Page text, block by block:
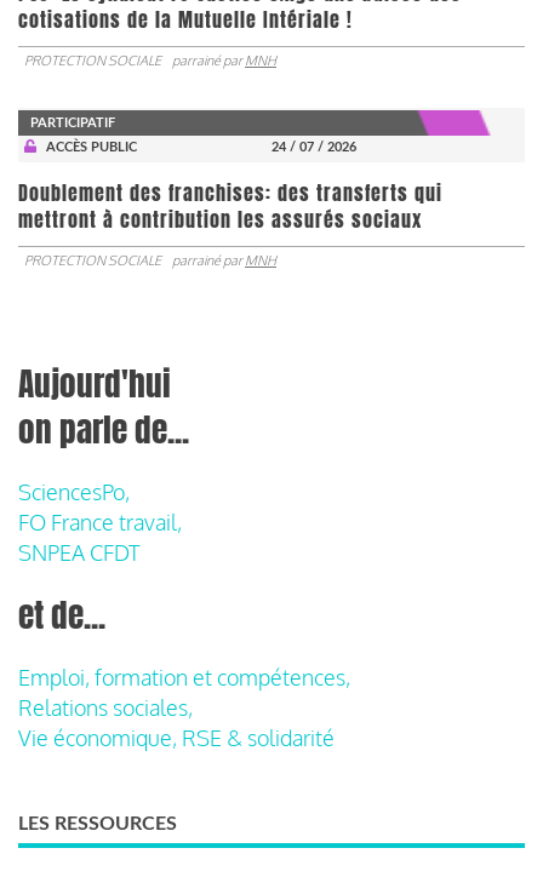
cotisations de la Mutuelle Intériale !
PROTECTION SOCIALE parrainé parMNH
PARTICIPATIF
ACCÈS PUBLIC
24 / 07 / 2026
Doublement des franchises: des transferts qui
mettront à contribution les assurés sociaux
PROTECTION SOCIALE parrainé parMNH
Aujourd'hui
on parle de...
SciencesPo,
FO France travail,
SNPEA CFDT
et de...
Emploi, formation et compétences,
Relations sociales,
Vie économique, RSE & solidarité
LES RESSOURCES